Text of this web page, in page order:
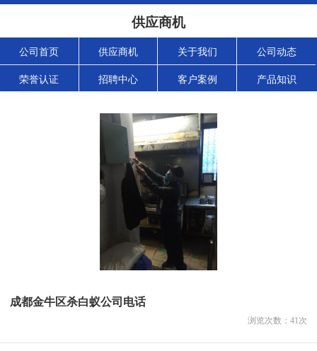
供应商机
公司首页 供应商机 关于我们 公司动态
荣誉认证 招聘中心 客户案例 产品知识
成都金牛区杀白蚁公司电话
浏览次数： 41次